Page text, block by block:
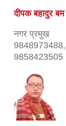
दीपक बहादुर बम
नगर प्रमुख
9848973488,
9858423505